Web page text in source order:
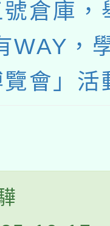
倉庫，
WAY，
會」活